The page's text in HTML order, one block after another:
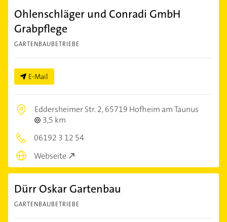
Ohlenschläger und Conradi GmbH
Grabpflege
GARTENBAUBETRIEBE
E-Mail
Eddersheimer Str. 2,65719 Hofheim am Taunus
3,5 km
06192 3 12 54
Webseite
Dürr Oskar Gartenbau
GARTENBAUBETRIEBE